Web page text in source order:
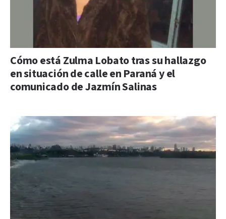
Cómo está Zulma Lobato tras su hallazgo
en situación de calle en Paraná y el
comunicado de Jazmín Salinas